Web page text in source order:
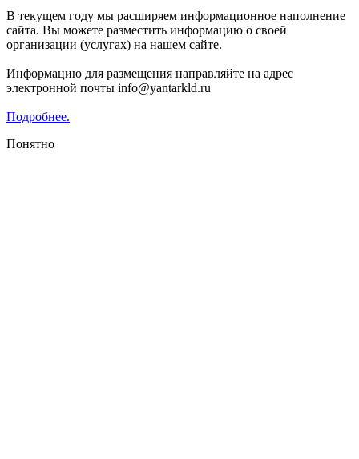
В текущем году мы расширяем информационное наполнение
сайта. Вы можете разместить информацию о своей
организации (услугах) на нашем сайте.
Информацию для размещения направляйте на адрес
электронной почты info@yantarkld.ru
Подробнее.
Понятно